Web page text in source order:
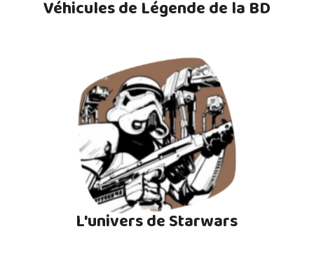
Véhicules de Légende de la BD
L'univers de Starwars